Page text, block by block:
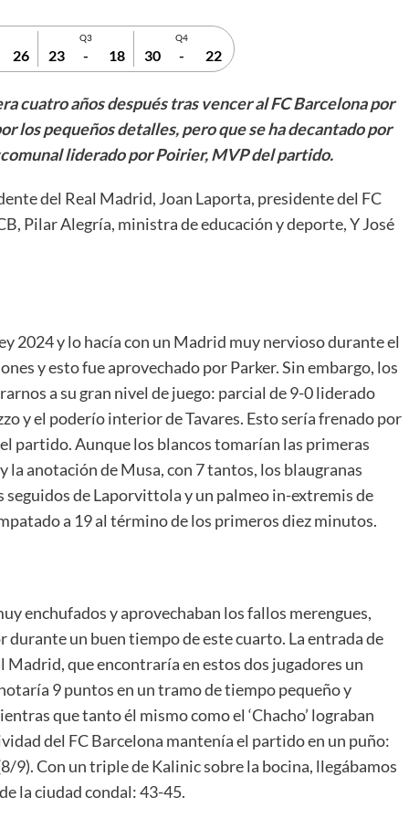
26
Q3
23 - 18
Q4
30 - 22
cuatro años después tras vencer al FC Barcelona por
los pequeños detalles, pero que se ha decantado por
liderado por Poirier, MVP del partido.
del Real Madrid, Joan Laporta, presidente del FC
Pilar Alegría, ministra de educación y deporte, Y José
2024 y lo hacía con un Madrid muy nervioso durante el
y esto fue aprovechado por Parker. Sin embargo, los
a su gran nivel de juego: parcial de 9-0 liderado
y el poderío interior de Tavares. Esto sería frenado por
partido. Aunque los blancos tomarían las primeras
la anotación de Musa, con 7 tantos, los blaugranas
de Laporvittola y un palmeo in-extremis de
a 19 al término de los primeros diez minutos.
enchufados y aprovechaban los fallos merengues,
un buen tiempo de este cuarto. La entrada de
Madrid, que encontraría en estos dos jugadores un
9 puntos en un tramo de tiempo pequeño y
que tanto él mismo como el ‘Chacho’ lograban
del FC Barcelona mantenía el partido en un puño:
9). Con un triple de Kalinic sobre la bocina, llegábamos
la ciudad condal: 43-45.